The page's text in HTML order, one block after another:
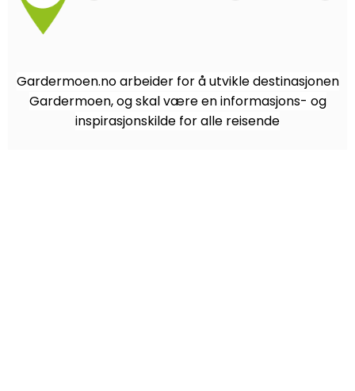
Gardermoen.no arbeider for å utvikle destinasjonen
Gardermoen, og skal være en informasjons- og
inspirasjonskilde for alle reisende